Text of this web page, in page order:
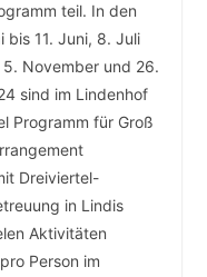
teil. In den
bis 11. Juni, 8. Juli
November und 26.
sind im Lindenhof
Programm für Groß
Dreiviertel-
in Lindis
Aktivitäten
Person im